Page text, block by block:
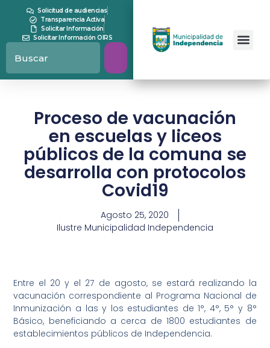
Solicitud de audiencias
Transparencia Activa
Solicitar Información
Solicitar Información OIRS
Proceso de vacunación
en escuelas y liceos
públicos de la comuna se
desarrolla con protocolos
Covid19
Agosto 25, 2020
Ilustre Municipalidad Independencia
Entre el 20 y el 27 de agosto, se estará realizando la
vacunación correspondiente al Programa Nacional de
Inmunización a las y los estudiantes de 1°, 4°, 5° y 8°
Básico, beneficiando a cerca de 1800 estudiantes de
establecimientos públicos de Independencia.